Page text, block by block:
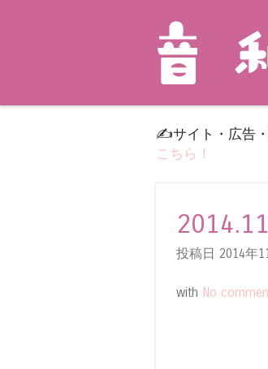
✍️サイト・広告・
こちら！
投稿日 2014年
with No